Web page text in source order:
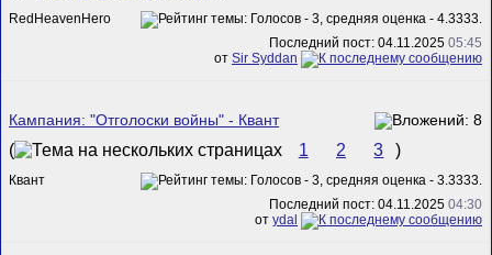
RedHeavenHero
Последний пост: 04.11.2025 05:45
от Sir Syddan
Кампания: "Отголоски войны" - Квант
( 1 2 3 )
Квант
Последний пост: 04.11.2025 04:30
от ydal